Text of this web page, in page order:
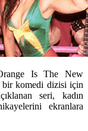
Is The New
bir komedi dizisi için
seri, kadın
ekranlara